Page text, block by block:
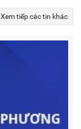
Xem tiếp các tin khác